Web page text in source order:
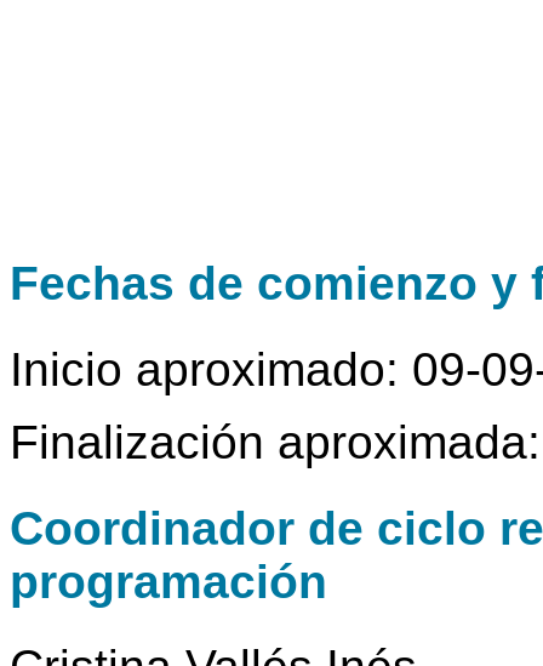
Fechas de comienzo y
Inicio aproximado: 09-
Finalización
Coordinador de ciclo
programación